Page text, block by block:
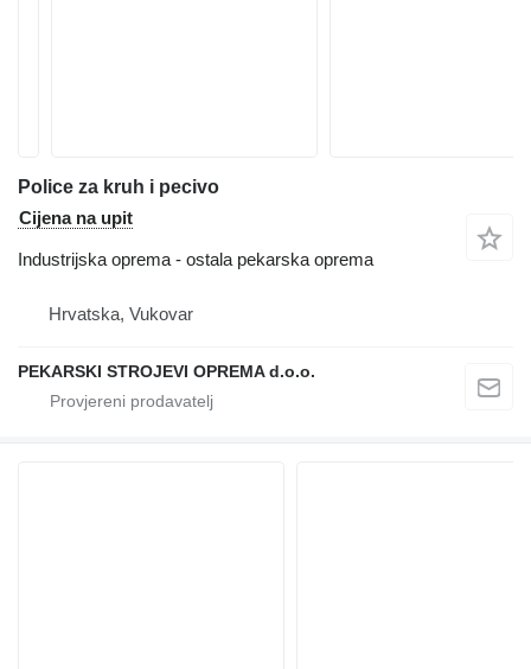
Police za kruh i pecivo
Cijena na upit
Industrijska oprema - ostala pekarska oprema
Hrvatska, Vukovar
PEKARSKI STROJEVI OPREMA d.o.o.